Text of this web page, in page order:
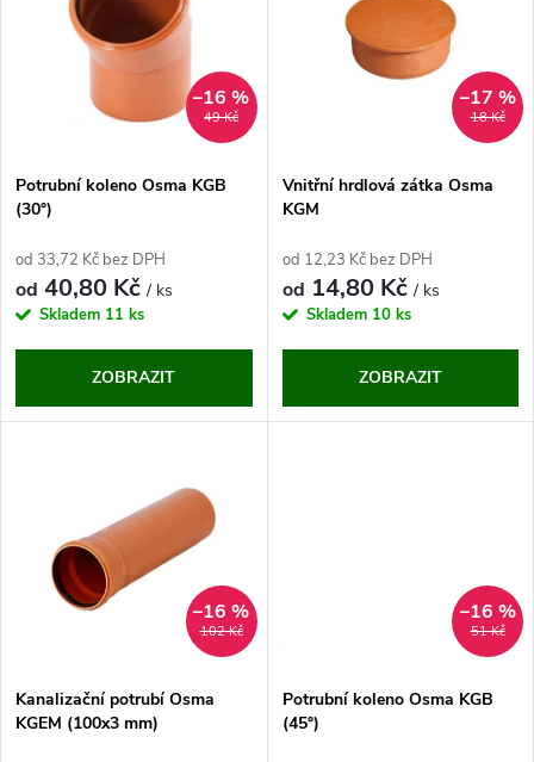
p
r
o
u
s
p
r
o
d
49 Kč
–16 %
Potrubní koleno Osma KGB
(30°)
od 33,72 Kč bez DPH
od 40,80 Kč/ ks
Skladem 11 ks
ZOBRAZIT
18 Kč
–17 %
Vnitřní hrdlová zátka Osma
KGM
od 12,23 Kč bez DPH
od 14,80 Kč/ ks
Skladem 10 ks
ZOBRAZIT
102 Kč
–16 %
Kanalizační potrubí Osma
KGEM (100x3 mm)
51 Kč
–16 %
Potrubní koleno Osma KGB
(45°)